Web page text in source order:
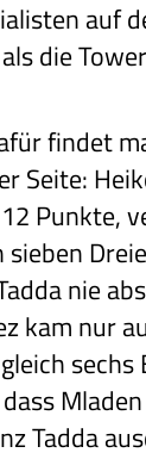
auf
die
findet
Seite:
Punkte,
nie
kam nur
Tadda